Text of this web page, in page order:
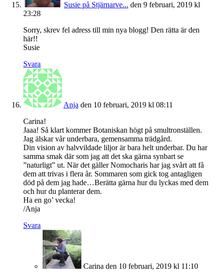
Susie på Stjärnarve... den 9 februari, 2019 kl
23:28
Sorry, skrev fel adress till min nya blogg! Den rätta är den
här!!
Susie
Svara
Anja den 10 februari, 2019 kl 08:11
Carina!
Jaaa! Så klart kommer Botaniskan högt på smultronställen.
Jag älskar vår underbara, gemensamma trädgård.
Din vision av halvvildade liljor är bara helt underbar. Du har
samma smak där som jag att det ska gärna synbart se
”naturligt” ut. När det gäller Nomocharis har jag svårt att få
dem att trivas i flera år. Sommaren som gick tog antagligen
död på dem jag hade…Berätta gärna hur du lyckas med dem
och hur du planterar dem.
Ha en go’ vecka!
/Anja
Svara
Carina den 10 februari, 2019 kl 11:10